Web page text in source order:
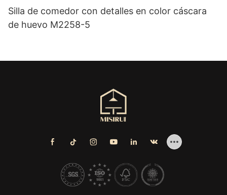
Silla de comedor con detalles en color cáscara
de huevo M2258-5